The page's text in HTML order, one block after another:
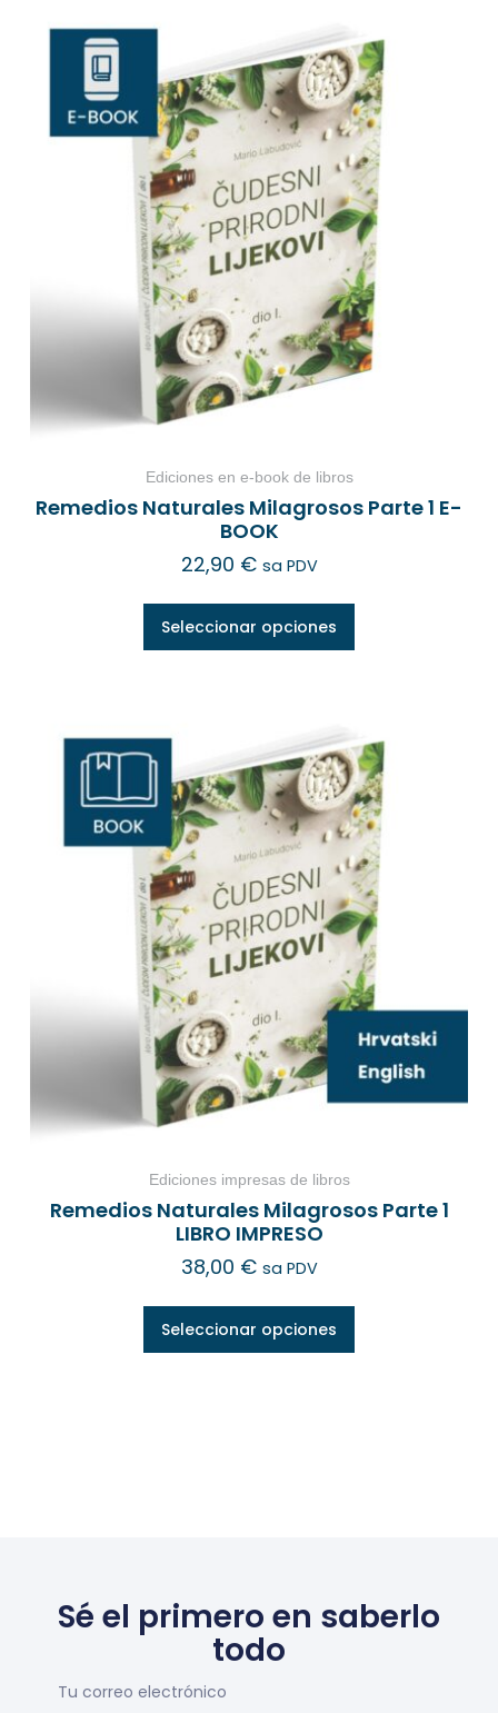
Ediciones en e-book de libros
Remedios Naturales Milagrosos Parte 1 E-
BOOK
22,90 € sa PDV
Seleccionar opciones
Ediciones impresas de libros
Remedios Naturales Milagrosos Parte 1
LIBRO IMPRESO
38,00 € sa PDV
Seleccionar opciones
Sé el primero en saberlo
todo